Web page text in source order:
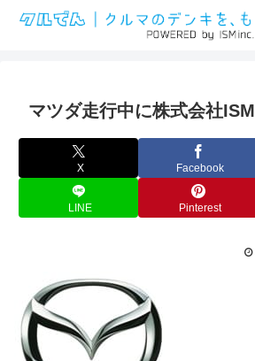
マツダ走行中に株式会社ISM
X Facebook
LINE Pinterest